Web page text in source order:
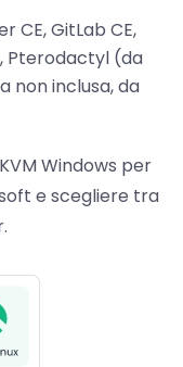
CE, GitLab CE,
Pterodactyl (da
non inclusa, da
Windows per
e scegliere tra